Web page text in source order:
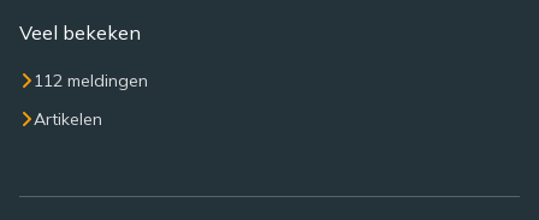
Veel bekeken
112 meldingen
Artikelen